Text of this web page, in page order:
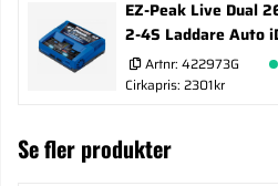
EZ-Peak Live Dual
2-4S Laddare Auto
Artnr: 422973G
Cirkapris: 2301kr
Se fler produkter